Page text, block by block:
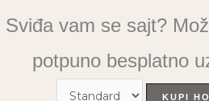
Sviđa vam se sajt?
potpuno besplatno
to